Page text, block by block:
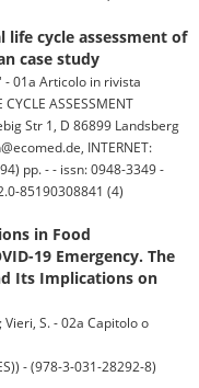
life cycle assessment of
case study
- 01a Articolo in rivista
CYCLE ASSESSMENT
Str 1, D 86899 Landsberg
INTERNET:
pp. - - issn: 0948-3349 -
85190308841 (4)
in Food
19 Emergency. The
Its Implications on
Vieri, S. - 02a Capitolo o
- (978-3-031-28292-8)